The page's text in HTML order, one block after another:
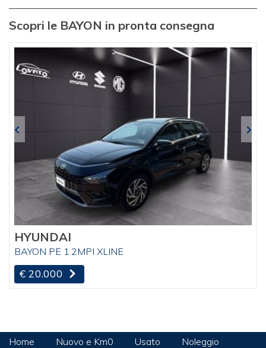
Scopri le BAYON in pronta consegna
HYUNDAI
BAYON PE 1.2MPI XLINE
€ 20.000
Home Nuovo e Km0 Usato
Noleggio